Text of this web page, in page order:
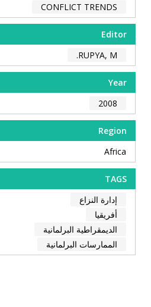
CONFLICT TRENDS
Editor
RUPYA, M.
Year
2008
Region
Africa
TAGS
إدارة النزاع
أفريقيا
الديمقراطية البرلمانية
الممارسات البرلمانية